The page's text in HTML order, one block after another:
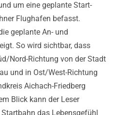
um eine geplante Start-
Flughafen befasst.
geplante An- und
So wird sichtbar, dass
Nord-Richtung von der Stadt
und in Ost/West-Richtung
Aichach-Friedberg
Blick kann der Leser
das Lebensgefühl